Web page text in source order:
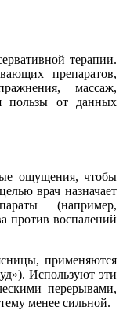
терапии.
препаратов,
массаж,
пользы от данных
ощущения, чтобы
врач назначает
(например,
против воспалений
применяются
Используют эти
перерывами,
менее сильной.